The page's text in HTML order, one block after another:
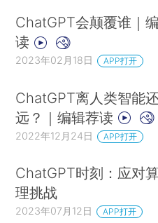
ChatGPT会颠覆谁｜
读
2023年02月18日 APP打开
ChatGPT离人类智能
远？｜编辑荐读
2022年12月24日 APP打开
ChatGPT时刻：应对
理挑战
2023年07月12日 APP打开